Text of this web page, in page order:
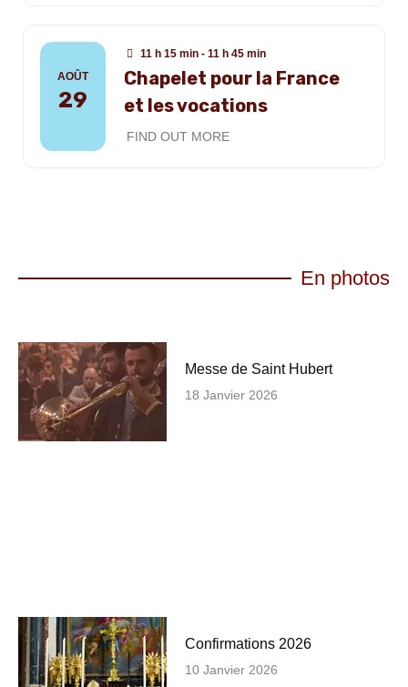
AOÛT
29
11 h 15 min - 11 h 45 min
Chapelet pour la France
et les vocations
FIND OUT MORE
En photos
Messe de Saint Hubert
18 Janvier 2026
Confirmations 2026
10 Janvier 2026